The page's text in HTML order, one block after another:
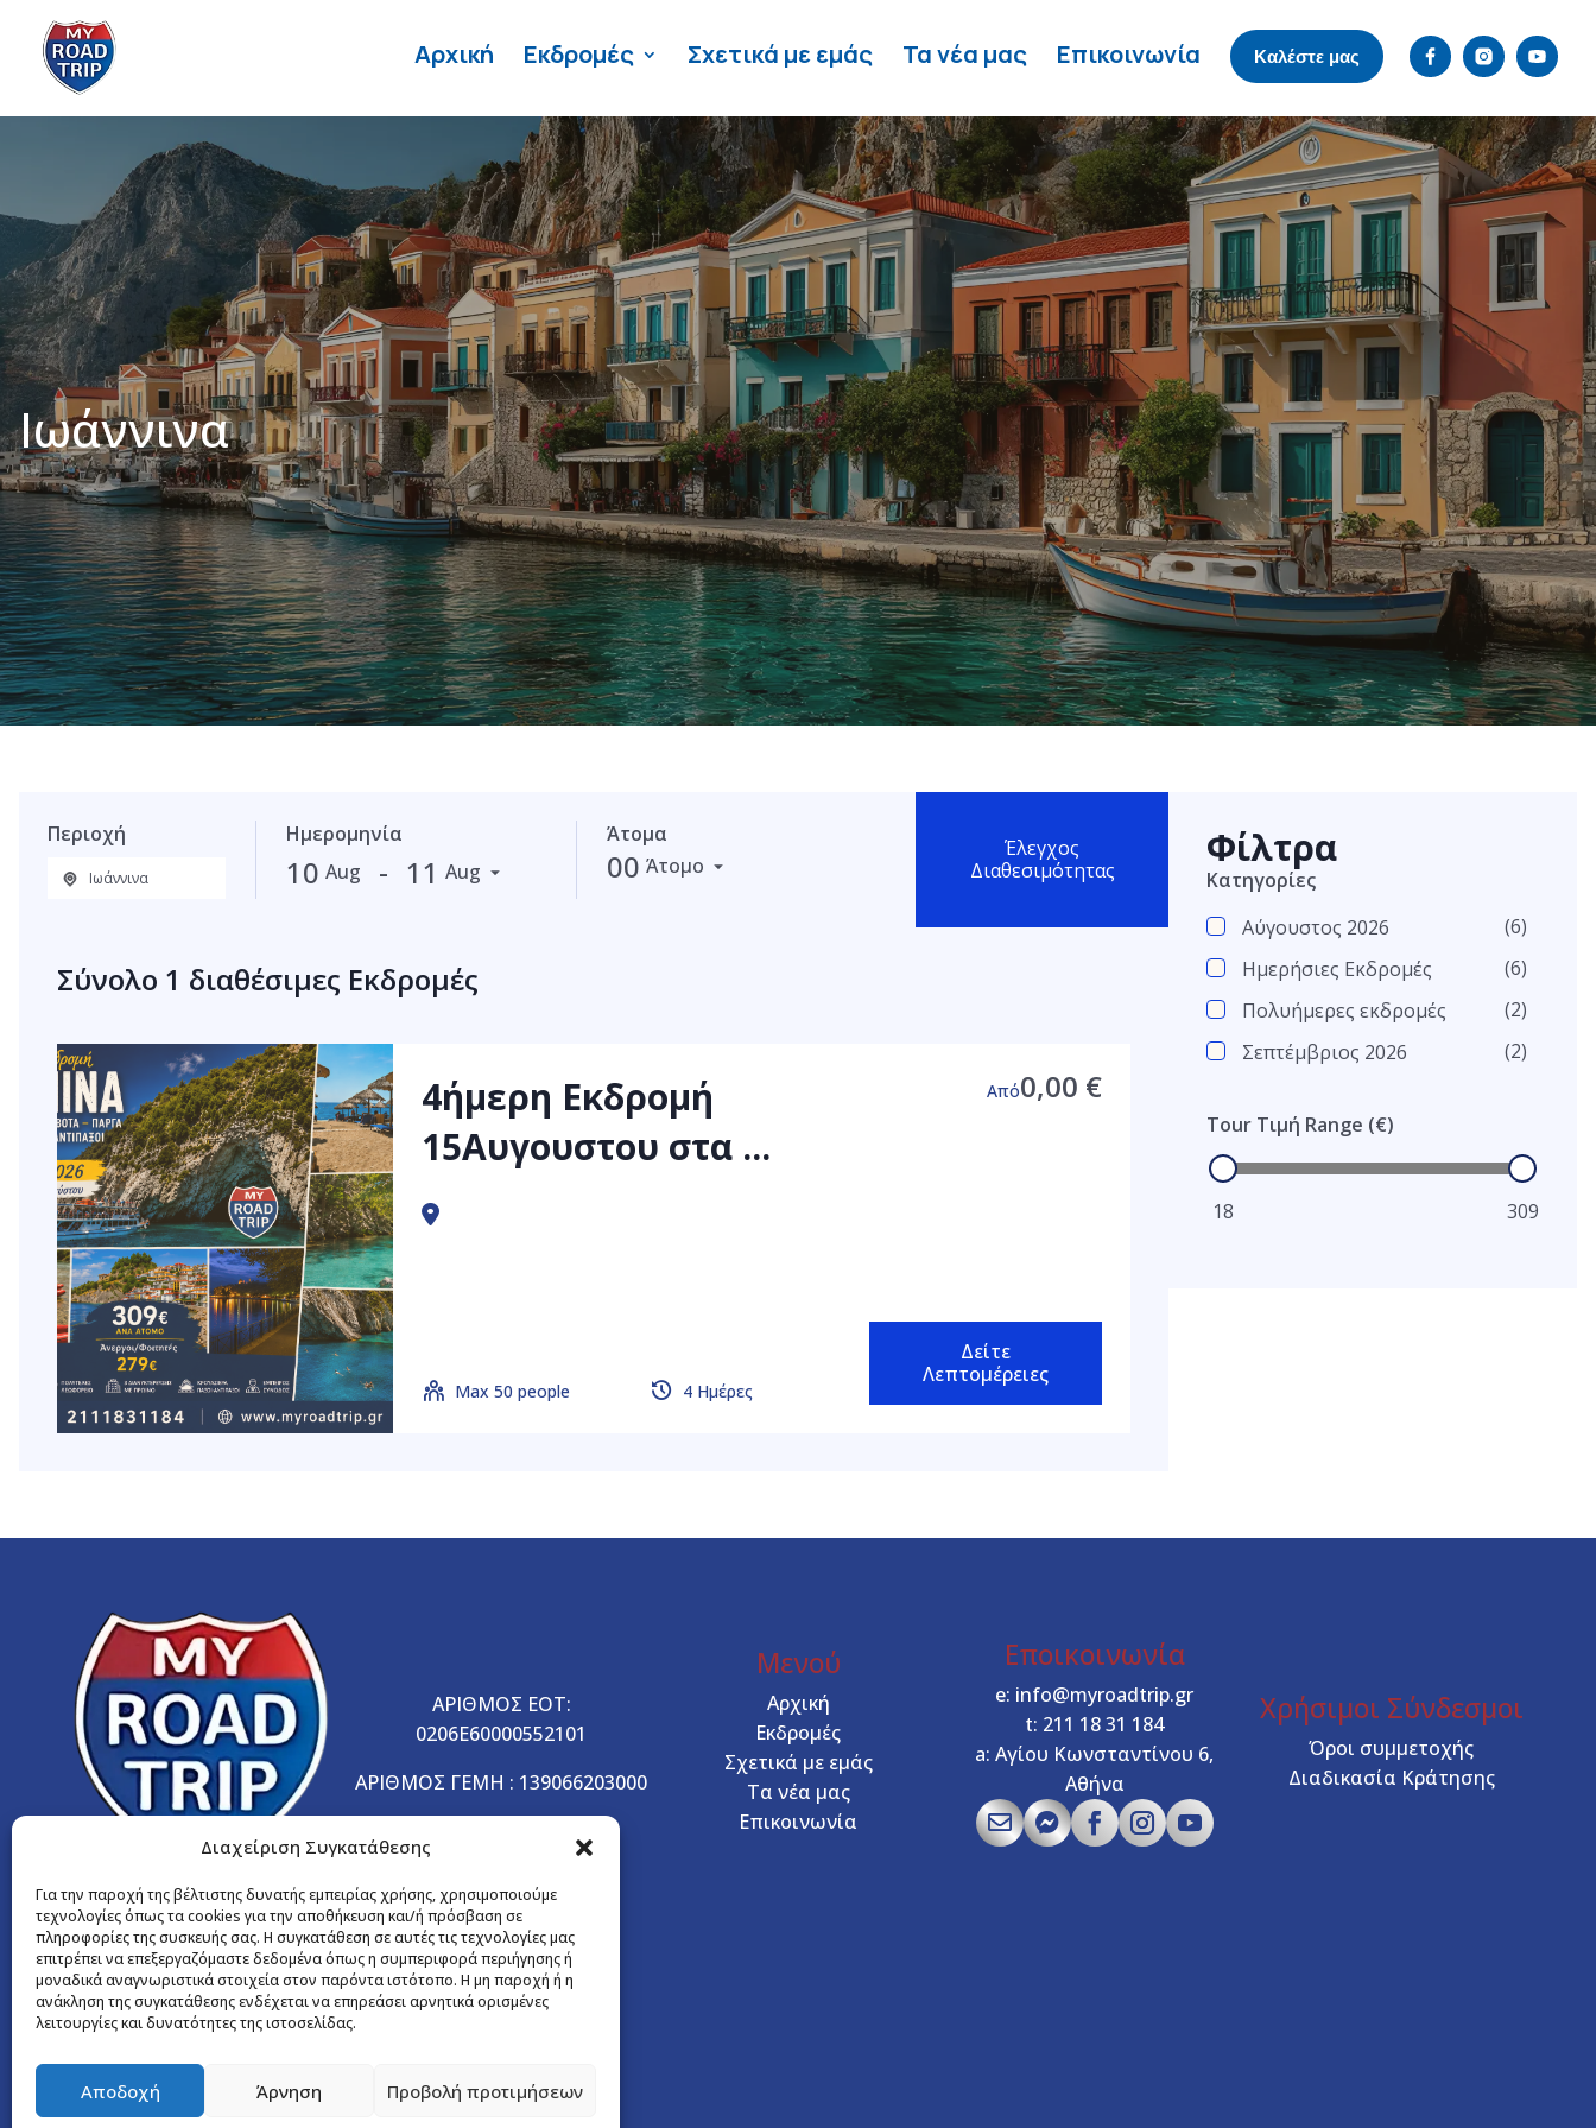
Διαχείριση Συγκατάθεσης
Για την παροχή της βέλτιστης δυνατής εμπειρίας χρήσης, χρησιμοποιούμε
τεχνολογίες όπως τα cookies για την αποθήκευση και/ή πρόσβαση σε
πληροφορίες της συσκευής σας. Η συγκατάθεση σε αυτές τις τεχνολογίες μας
επιτρέπει να επεξεργαζόμαστε δεδομένα όπως η συμπεριφορά περιήγησης ή
μοναδικά αναγνωριστικά στοιχεία στον παρόντα ιστότοπο. Η μη παροχή ή η
ανάκληση της συγκατάθεσης ενδέχεται να επηρεάσει αρνητικά ορισμένες
λειτουργίες και δυνατότητες της ιστοσελίδας.
Αποδοχή Άρνηση Προβολή προτιμήσεων
Αρχική Εκδρομές Σχετικά με εμάς Τα νέα μας Επικοινωνία Καλέστε μας
Ιωάννινα
Περιοχή Ημερομηνία
10 Aug - 11 Aug
Άτομα
00 Άτομο
Έλεγχος
Διαθεσιμότητας
Σύνολο 1 διαθέσιμες Εκδρομές
4ήμερη Εκδρομή
15Αυγουστου στα ...
Max 50 people 4 Ημέρες
Από0,00 €
Δείτε
Λεπτομέρειες
Φίλτρα
Κατηγορίες
Αύγουστος 2026
(6)
Ημερήσιες Εκδρομές
(6)
Πολυήμερες εκδρομές
(2)
Σεπτέμβριος 2026
(2)
Tour Τιμή Range (€)
18 309
ΑΡΙΘΜΟΣ ΕΟΤ:
0206E60000552101
ΑΡΙΘΜΟΣ ΓΕΜΗ : 139066203000
Μενού
Αρχική
Εκδρομές
Σχετικά με εμάς
Τα νέα μας
Επικοινωνία
Εποικοινωνία
e: info@myroadtrip.gr
t: 211 18 31 184
a:Αγίου Κωνσταντίνου 6,
Αθήνα
 
Χρήσιμοι Σύνδεσμοι
Όροι συμμετοχής
Διαδικασία Κράτησης
Newsletter
Κάντε εγγραφή στο newsletter μας και
μάθετε πρώτοι για νέες εκδρομές
και αποκλειστικές προσφορές!
Εγγραφή